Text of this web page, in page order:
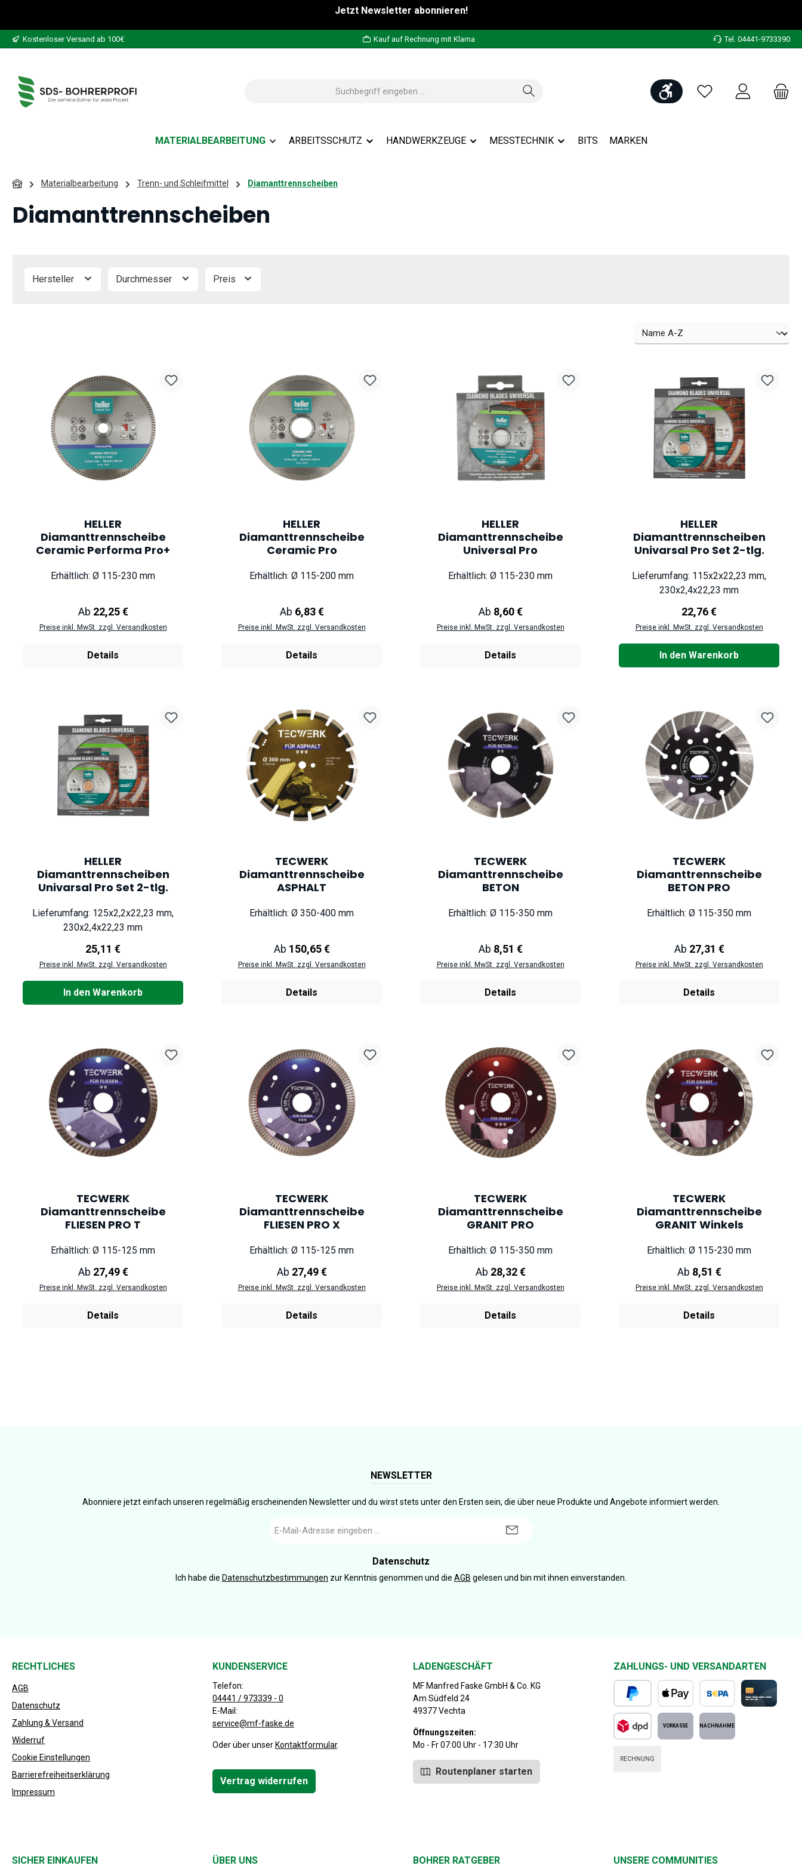
Jetzt Newsletter abonnieren!
Kostenloser Versand ab 100€ Kauf auf Rechnung mit Klarna Tel. 04441-9733390
Werkzeugleiste anzeigen
Du hast 0 Produkte
MATERIALBEARBEITUNG ARBEITSSCHUTZ HANDWERKZEUGE MESSTECHNIK BITS MARKEN
Materialbearbeitung Trenn- und Schleifmittel Diamanttrennscheiben
Diamanttrennscheiben
Hersteller Durchmesser Preis
HELLER
Diamanttrennscheibe
Ceramic Performa Pro+
Erhältlich: Ø 115-230 mm
Regulärer Preis:
Ab 22,25 €
Preise inkl. MwSt. zzgl. Versandkosten
Details
HELLER
Diamanttrennscheibe
Ceramic Pro
Erhältlich: Ø 115-200 mm
Regulärer Preis:
Ab 6,83 €
Preise inkl. MwSt. zzgl. Versandkosten
Details
HELLER
Diamanttrennscheibe
Universal Pro
Erhältlich: Ø 115-230 mm
Regulärer Preis:
Ab 8,60 €
Preise inkl. MwSt. zzgl. Versandkosten
Details
HELLER
Diamanttrennscheiben
Univarsal Pro Set 2-tlg.
Lieferumfang: 115x2x22,23 mm,
230x2,4x22,23 mm
Regulärer Preis:
22,76 €
Preise inkl. MwSt. zzgl. Versandkosten
In den Warenkorb
HELLER
Diamanttrennscheiben
Univarsal Pro Set 2-tlg.
Lieferumfang: 125x2,2x22,23 mm,
230x2,4x22,23 mm
Regulärer Preis:
25,11 €
Preise inkl. MwSt. zzgl. Versandkosten
In den Warenkorb
TECWERK
Diamanttrennscheibe
ASPHALT
Erhältlich: Ø 350-400 mm
Regulärer Preis:
Ab 150,65 €
Preise inkl. MwSt. zzgl. Versandkosten
Details
TECWERK
Diamanttrennscheibe
BETON
Erhältlich: Ø 115-350 mm
Regulärer Preis:
Ab 8,51 €
Preise inkl. MwSt. zzgl. Versandkosten
Details
TECWERK
Diamanttrennscheibe
BETON PRO
Erhältlich: Ø 115-350 mm
Regulärer Preis:
Ab 27,31 €
Preise inkl. MwSt. zzgl. Versandkosten
Details
TECWERK
Diamanttrennscheibe
FLIESEN PRO T
Erhältlich: Ø 115-125 mm
Regulärer Preis:
Ab 27,49 €
Preise inkl. MwSt. zzgl. Versandkosten
Details
TECWERK
Diamanttrennscheibe
FLIESEN PRO X
Erhältlich: Ø 115-125 mm
Regulärer Preis:
Ab 27,49 €
Preise inkl. MwSt. zzgl. Versandkosten
Details
TECWERK
Diamanttrennscheibe
GRANIT PRO
Erhältlich: Ø 115-350 mm
Regulärer Preis:
Ab 28,32 €
Preise inkl. MwSt. zzgl. Versandkosten
Details
TECWERK
Diamanttrennscheibe
GRANIT Winkels
Erhältlich: Ø 115-230 mm
Regulärer Preis:
Ab 8,51 €
Preise inkl. MwSt. zzgl. Versandkosten
Details
NEWSLETTER
Abonniere jetzt einfach unseren regelmäßig erscheinenden Newsletter und du wirst stets unter den Ersten sein, die über neue Produkte und Angebote informiert werden.
Mail-
Datenschutz
Ich habe die Datenschutzbestimmungen zur Kenntnis genommen und die AGB gelesen und bin mit ihnen einverstanden.
RECHTLICHES
AGB
Datenschutz
Zahlung & Versand
Widerruf
Cookie Einstellungen
Barrierefreiheitserklärung
Impressum
KUNDENSERVICE
Telefon:
04441 / 973339 - 0
E-Mail:
service@mf-faske.de
Oder über unser Kontaktformular.
Vertrag widerrufen
LADENGESCHÄFT
MF Manfred Faske GmbH & Co. KG
Am Südfeld 24
49377 Vechta
Öffnungszeiten:
Mo - Fr 07:00 Uhr - 17:30 Uhr
Routenplaner starten
ZAHLUNGS- UND VERSANDARTEN
PayPal Apple Pay SEPA Lastschrift
RECHNUNG
SICHER EINKAUFEN ÜBER UNS BOHRER RATGEBER UNSERE COMMUNITIES